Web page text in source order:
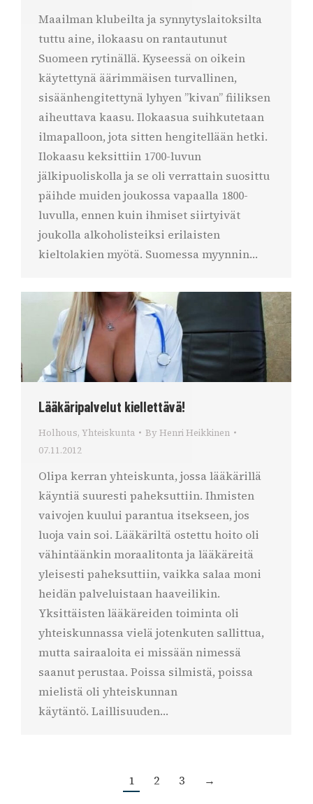
Maailman klubeilta ja synnytyslaitoksilta
tuttu aine, ilokaasu on rantautunut
Suomeen rytinällä. Kyseessä on oikein
käytettynä äärimmäisen turvallinen,
sisäänhengitettynä lyhyen ”kivan” fiiliksen
aiheuttava kaasu. Ilokaasua suihkutetaan
ilmapalloon, jota sitten hengitellään hetki.
Ilokaasu keksittiin 1700-luvun
jälkipuoliskolla ja se oli verrattain suosittu
päihde muiden joukossa vapaalla 1800-
luvulla, ennen kuin ihmiset siirtyivät
joukolla alkoholisteiksi erilaisten
kieltolakien myötä. Suomessa myynnin…
Lääkäripalvelut kiellettävä!
Holhous, Yhteiskunta By Henri Heikkinen
07.11.2012
Olipa kerran yhteiskunta, jossa lääkärillä
käyntiä suuresti paheksuttiin. Ihmisten
vaivojen kuului parantua itsekseen, jos
luoja vain soi. Lääkäriltä ostettu hoito oli
vähintäänkin moraalitonta ja lääkäreitä
yleisesti paheksuttiin, vaikka salaa moni
heidän palveluistaan haaveilikin.
Yksittäisten lääkäreiden toiminta oli
yhteiskunnassa vielä jotenkuten sallittua,
mutta sairaaloita ei missään nimessä
saanut perustaa. Poissa silmistä, poissa
mielistä oli yhteiskunnan
käytäntö. Laillisuuden…
1 2 3 →